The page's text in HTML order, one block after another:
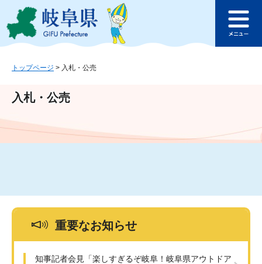
ジ
ュ
文
このページの本文へ
ュ
トップページ > 入札・公売
入札・公売
重要なお知らせ
知事記者会見「楽しすぎるぞ岐阜！岐阜県アウトドア